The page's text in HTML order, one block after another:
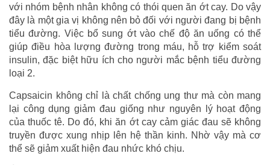
với nhóm bệnh nhân không có thói quen ăn ớt cay. Do vậy
đây là một gia vị không nên bỏ đối với người đang bị bệnh
tiểu đường. Việc bổ sung ớt vào chế độ ăn uống có thể
giúp điều hòa lượng đường trong máu, hỗ trợ kiểm soát
insulin, đặc biệt hữu ích cho người mắc bệnh tiểu đường
loại 2.
Capsaicin không chỉ là chất chống ung thư mà còn mang
lại công dụng giảm đau giống như nguyên lý hoạt động
của thuốc tê. Do đó, khi ăn ớt cay cảm giác đau sẽ không
truyền được xung nhịp lên hệ thần kinh. Nhờ vậy mà cơ
thể sẽ giảm xuất hiện đau nhức khó chịu.